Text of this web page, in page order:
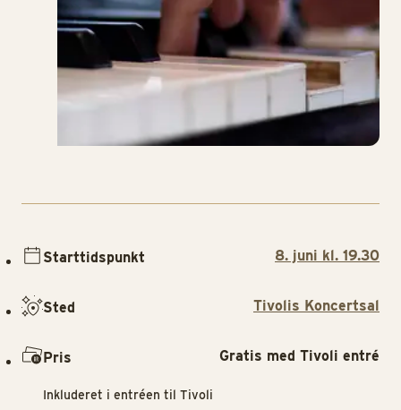
Starttidspunkt 8. juni kl. 19.30
Sted Tivolis Koncertsal
Pris Gratis med Tivoli entré
Inkluderet i entréen til Tivoli